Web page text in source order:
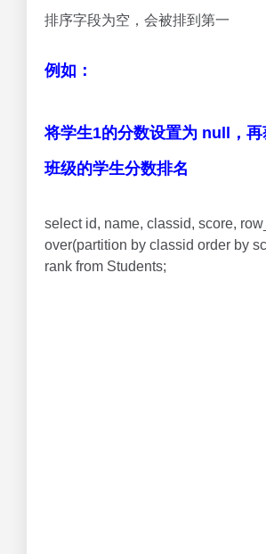
排序字段为空，会被排到第一
例如：
将学生1的分数设置为 null，
班级的学生分数排名
select id, name, classid, score,
over(partition by classid order by
rank from Students;